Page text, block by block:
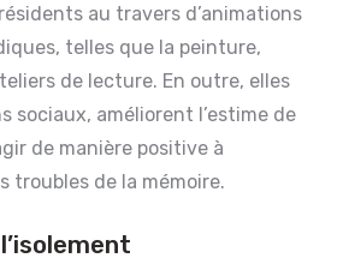
au travers d’animations
telles que la peinture,
de lecture. En outre, elles
sociaux, améliorent l’estime de
de manière positive à
troubles de la mémoire.